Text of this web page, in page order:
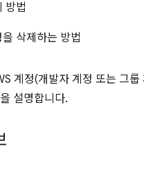
방법
삭제하는 방법
계정(개발자 계정 또는 그룹
설명합니다.